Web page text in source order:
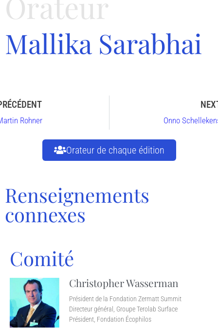
Mallika Sarabhai
Rohner Onno
Orateur de chaque édition
Renseignements
connexes
Comité
Christopher Wasserman
Président de la Fondation Zermatt Summit
Directeur général, Groupe Terolab Surface
Président, Fondation Écophilos